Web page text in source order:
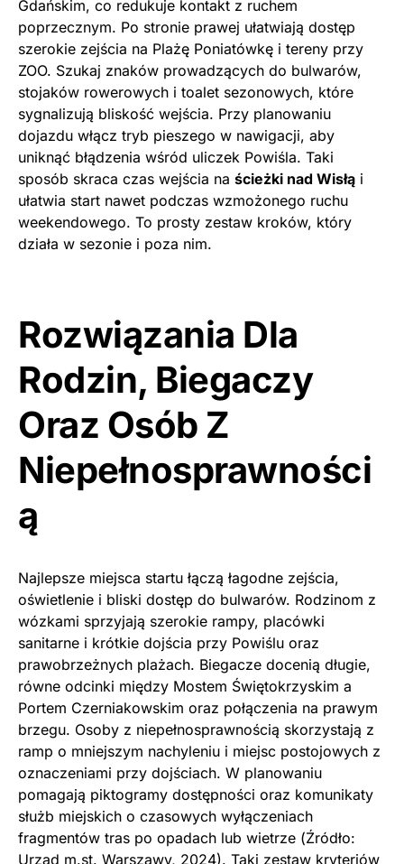
Gdańskim, co redukuje kontakt z ruchem
poprzecznym. Po stronie prawej ułatwiają dostęp
szerokie zejścia na Plażę Poniatówkę i tereny przy
ZOO. Szukaj znaków prowadzących do bulwarów,
stojaków rowerowych i toalet sezonowych, które
sygnalizują bliskość wejścia. Przy planowaniu
dojazdu włącz tryb pieszego w nawigacji, aby
uniknąć błądzenia wśród uliczek Powiśla. Taki
sposób skraca czas wejścia na ścieżki nad Wisłą i
ułatwia start nawet podczas wzmożonego ruchu
weekendowego. To prosty zestaw kroków, który
działa w sezonie i poza nim.
Rozwiązania Dla
Rodzin, Biegaczy
Oraz Osób Z
Niepełnosprawności
ą
Najlepsze miejsca startu łączą łagodne zejścia,
oświetlenie i bliski dostęp do bulwarów. Rodzinom z
wózkami sprzyjają szerokie rampy, placówki
sanitarne i krótkie dojścia przy Powiślu oraz
prawobrzeżnych plażach. Biegacze docenią długie,
równe odcinki między Mostem Świętokrzyskim a
Portem Czerniakowskim oraz połączenia na prawym
brzegu. Osoby z niepełnosprawnością skorzystają z
ramp o mniejszym nachyleniu i miejsc postojowych z
oznaczeniami przy dojściach. W planowaniu
pomagają piktogramy dostępności oraz komunikaty
służb miejskich o czasowych wyłączeniach
fragmentów tras po opadach lub wietrze (Źródło:
Urząd m.st. Warszawy, 2024). Taki zestaw kryteriów